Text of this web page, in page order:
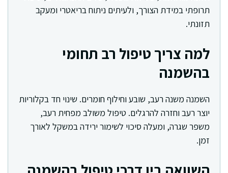
תרופתי במידת הצורך, ולעיתים ניתוח בריאטרי ומעקב
תזונתי.
למה צריך טיפול רב תחומי
בהשמנה
השמנה משנה רעב, שובע וחילוף חומרים. שינוי חד בקלוריות
יוצר רעב וחזרה להרגלים. טיפול משולב מפחית רעב,
משפר שגרה, ומעלה סיכוי לשימור ירידה במשקל לאורך
זמן.